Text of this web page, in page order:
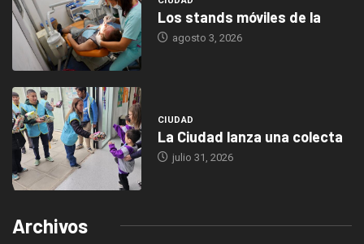
Los stands móviles de la
agosto 3, 2026
CIUDAD
La Ciudad lanza una colecta
julio 31, 2026
Archivos